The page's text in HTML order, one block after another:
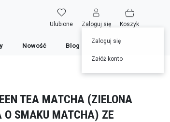
Ulubione Zaloguj się
Zaloguj się
Załóż konto
Koszyk
Nowość Blog Przepisy
TEA MATCHA (ZIELONA
O SMAKU MATCHA) ZE